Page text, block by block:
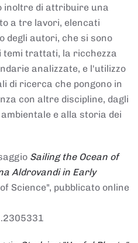
inoltre di attribuire una
a tre lavori, elencati
degli autori, che si sono
trattati, la ricchezza
analizzate, e l'utilizzo
di ricerca che pongono in
con altre discipline, dagli
e alla storia dei
Sailing the Ocean of
Aldrovandi in Early
Science", pubblicato online